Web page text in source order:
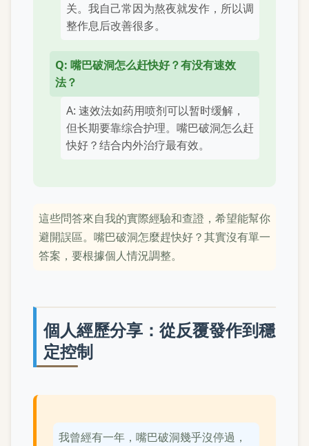
关。我自己常因为熬夜就发作，所以调
整作息后改善很多。
Q: 嘴巴破洞怎么赶快好？有没有速效
法？
A: 速效法如药用喷剂可以暂时缓解，
但长期要靠综合护理。嘴巴破洞怎么赶
快好？结合内外治疗最有效。
這些問答來自我的實際經驗和查證，希望能幫你
避開誤區。嘴巴破洞怎麼趕快好？其實沒有單一
答案，要根據個人情況調整。
個人經歷分享：從反覆發作到穩
定控制
我曾經有一年，嘴巴破洞幾乎沒停過，